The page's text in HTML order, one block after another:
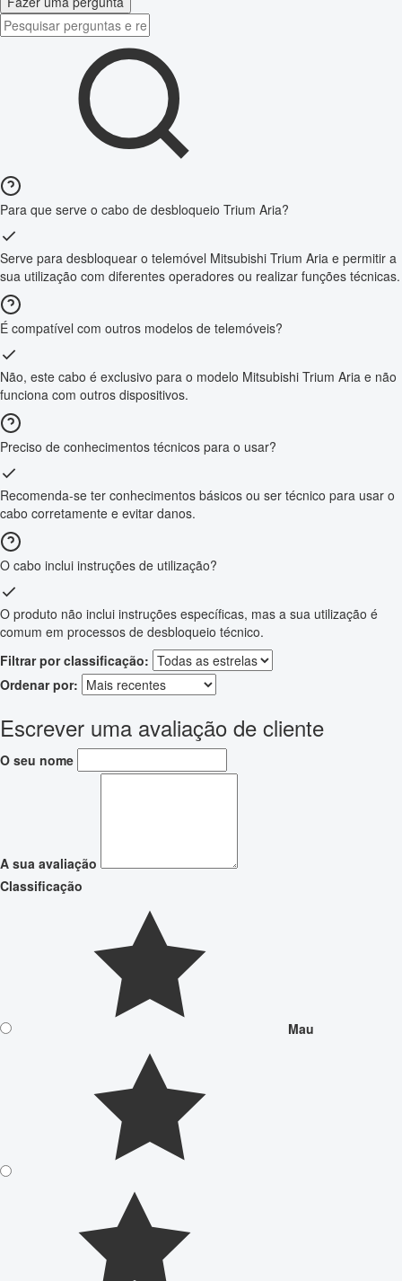
Para que serve o cabo de desbloqueio Trium Aria?
Serve para desbloquear o telemóvel Mitsubishi Trium Aria e permitir a
sua utilização com diferentes operadores ou realizar funções técnicas.
É compatível com outros modelos de telemóveis?
Não, este cabo é exclusivo para o modelo Mitsubishi Trium Aria e não
funciona com outros dispositivos.
Preciso de conhecimentos técnicos para o usar?
Recomenda-se ter conhecimentos básicos ou ser técnico para usar o
cabo corretamente e evitar danos.
O cabo inclui instruções de utilização?
O produto não inclui instruções específicas, mas a sua utilização é
comum em processos de desbloqueio técnico.
Filtrar por classificação:
Ordenar por:
Escrever uma avaliação de cliente
O seu nome
A sua avaliação
Classificação
Mau